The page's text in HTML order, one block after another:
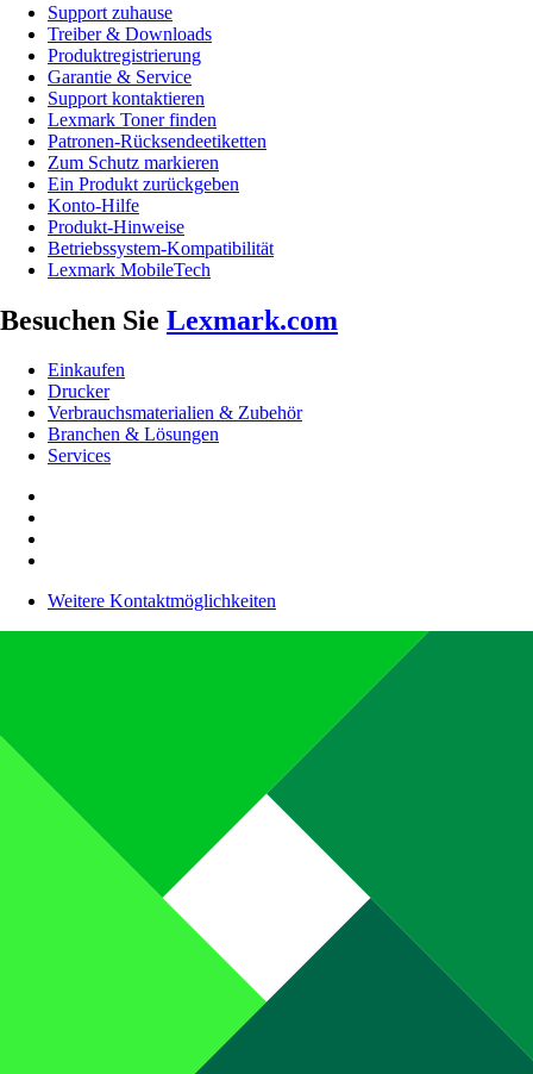
Support zuhause
Treiber & Downloads
Produktregistrierung
Garantie & Service
Support kontaktieren
Lexmark Toner finden
Patronen-Rücksendeetiketten
Zum Schutz markieren
Ein Produkt zurückgeben
Konto-Hilfe
Produkt-Hinweise
Betriebssystem-Kompatibilität
Lexmark MobileTech
Besuchen Sie Lexmark.com
Einkaufen
Drucker
Verbrauchsmaterialien & Zubehör
Branchen & Lösungen
Services
Weitere Kontaktmöglichkeiten